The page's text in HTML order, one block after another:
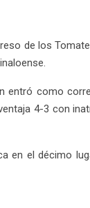
de los
entró como
4-3 con
en el décimo